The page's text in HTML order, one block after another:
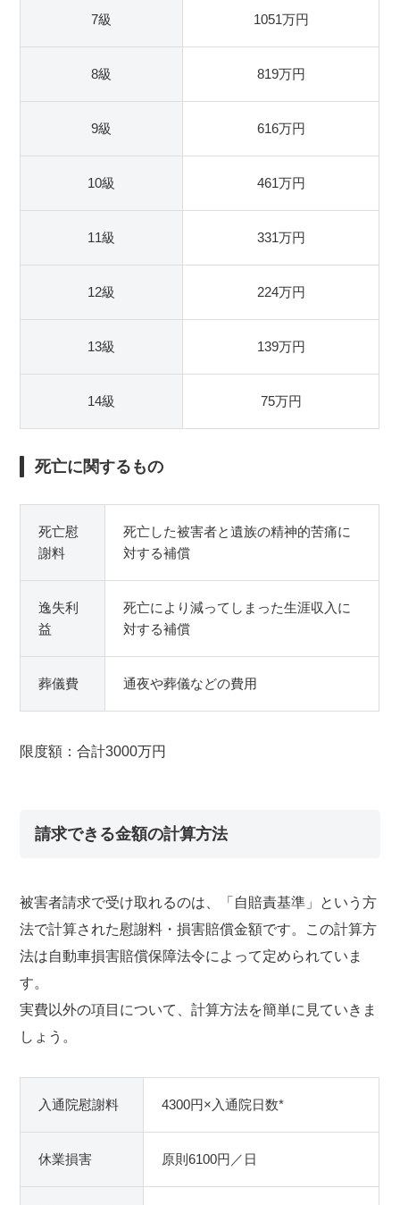
7級 1051万円
8級 819万円
9級 616万円
10級 461万円
11級 331万円
12級 224万円
13級 139万円
14級 75万円
死亡に関するもの
死亡慰
謝料
死亡した被害者と遺族の精神的苦痛に
対する補償
逸失利
益
死亡により減ってしまった生涯収入に
対する補償
葬儀費 通夜や葬儀などの費用
限度額：合計3000万円
請求できる金額の計算方法
被害者請求で受け取れるのは、「自賠責基準」という方
法で計算された慰謝料・損害賠償金額です。この計算方
法は自動車損害賠償保障法令によって定められていま
す。
実費以外の項目について、計算方法を簡単に見ていきま
しょう。
入通院慰謝料 4300円×入通院日数*
休業損害 原則6100円／日